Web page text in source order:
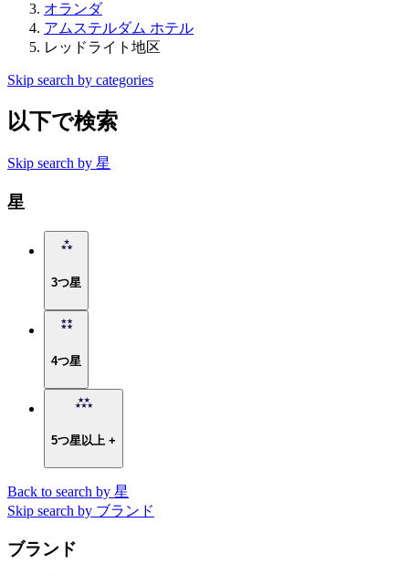
オランダ
アムステルダム ホテル
レッドライト地区
Skip search by categories
以下で検索
Skip search by 星
星
3つ星
4つ星
5つ星以上 +
Back to search by 星
Skip search by ブランド
ブランド